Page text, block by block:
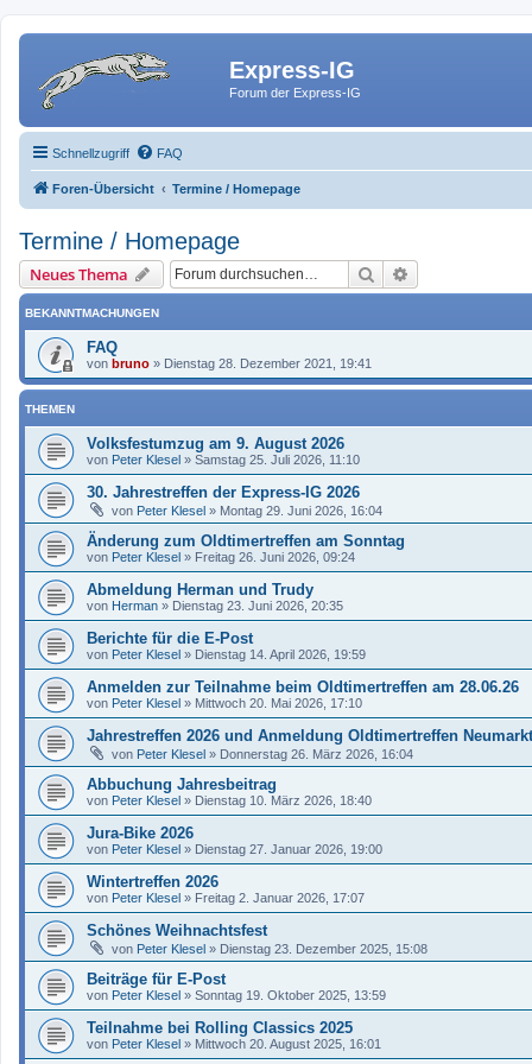
Express-IG
Forum der Express-IG
Schnellzugriff FAQ
Foren-Übersicht Termine / Homepage
Termine / Homepage
Neues Thema Suche
BEKANNTMACHUNGEN
FAQ
von bruno » Dienstag 28. Dezember 2021, 19:41
THEMEN
Volksfestumzug am 9. August 2026
von Peter Klesel » Samstag 25. Juli 2026, 11:10
30. Jahrestreffen der Express-IG 2026
von Peter Klesel » Montag 29. Juni 2026, 16:04
Änderung zum Oldtimertreffen am Sonntag
von Peter Klesel » Freitag 26. Juni 2026, 09:24
Abmeldung Herman und Trudy
von Herman » Dienstag 23. Juni 2026, 20:35
Berichte für die E-Post
von Peter Klesel » Dienstag 14. April 2026, 19:59
Anmelden zur Teilnahme beim Oldtimertreffen am 28.06.26
von Peter Klesel » Mittwoch 20. Mai 2026, 17:10
Jahrestreffen 2026 und Anmeldung Oldtimertreffen Neumarkt
von Peter Klesel » Donnerstag 26. März 2026, 16:04
Abbuchung Jahresbeitrag
von Peter Klesel » Dienstag 10. März 2026, 18:40
Jura-Bike 2026
von Peter Klesel » Dienstag 27. Januar 2026, 19:00
Wintertreffen 2026
von Peter Klesel » Freitag 2. Januar 2026, 17:07
Schönes Weihnachtsfest
von Peter Klesel » Dienstag 23. Dezember 2025, 15:08
Beiträge für E-Post
von Peter Klesel » Sonntag 19. Oktober 2025, 13:59
Teilnahme bei Rolling Classics 2025
von Peter Klesel » Mittwoch 20. August 2025, 16:01